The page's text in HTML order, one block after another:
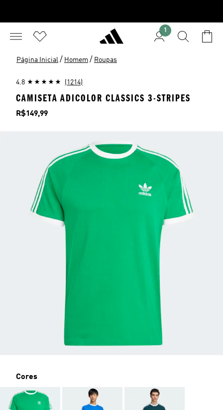
1
Página Inicial / Homem / Roupas
4.8 (1214)
CAMISETA ADICOLOR CLASSICS 3-STRIPES
Preço
R$149,99
Cores